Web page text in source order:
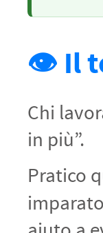
👁️ Il
Chi
in più”.
Pratico